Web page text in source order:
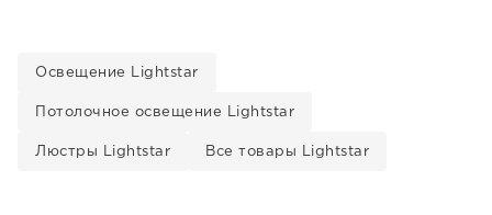
Освещение Lightstar
Потолочное освещение Lightstar
Люстры Lightstar Все товары Lightstar